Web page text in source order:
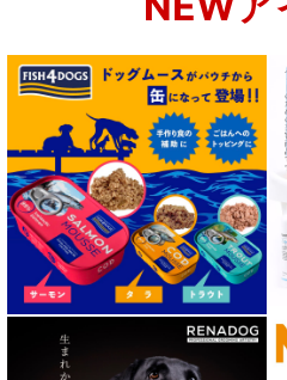
肝臓ケア対応ドッグフード
肥満ケア対応 フード for
泌尿器ケア対応 フード for
胃腸ケア対応 フード for
口腔内・喉ケア対応商品 犬